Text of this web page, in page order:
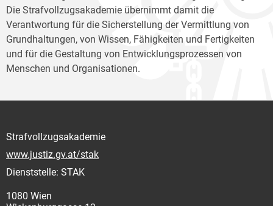
Die Strafvollzugsakademie übernimmt damit die
Verantwortung für die Sicherstellung der Vermittlung von
Grundhaltungen, von Wissen, Fähigkeiten und Fertigkeiten
und für die Gestaltung von Entwicklungsprozessen von
Menschen und Organisationen.
Strafvollzugsakademie
www.justiz.gv.at/stak
Dienststelle: STAK
1080 Wien